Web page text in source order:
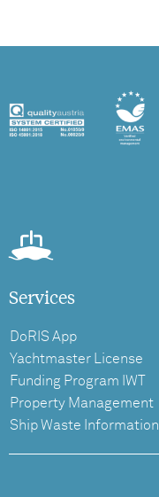
Services
DoRIS App
Yachtmaster License
Funding Program IWT
Property Management
Ship Waste Information